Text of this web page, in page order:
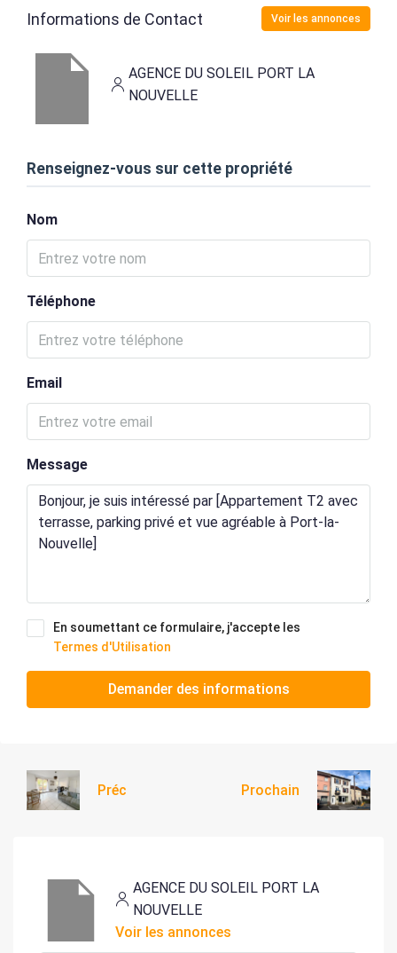
Informations de Contact Voir les annonces
AGENCE DU SOLEIL PORT LA
NOUVELLE
Renseignez-vous sur cette propriété
Nom
Téléphone
Email
Message
En soumettant ce formulaire, j'accepte les
Termes d'Utilisation
Demander des informations
Préc Prochain
AGENCE DU SOLEIL PORT LA
NOUVELLE
Voir les annonces